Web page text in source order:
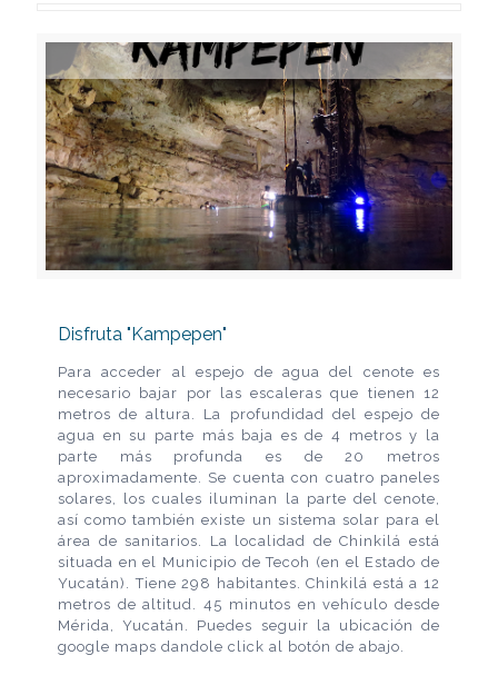
Disfruta "Kampepen"
Para acceder al espejo de agua del cenote es
necesario bajar por las escaleras que tienen 12
metros de altura. La profundidad del espejo de
agua en su parte más baja es de 4 metros y la
parte más profunda es de 20 metros
aproximadamente. Se cuenta con cuatro paneles
solares, los cuales iluminan la parte del cenote,
así como también existe un sistema solar para el
área de sanitarios. La localidad de Chinkilá está
situada en el Municipio de Tecoh (en el Estado de
Yucatán). Tiene 298 habitantes. Chinkilá está a 12
metros de altitud. 45 minutos en vehículo desde
Mérida, Yucatán. Puedes seguir la ubicación de
google maps dandole click al botón de abajo.